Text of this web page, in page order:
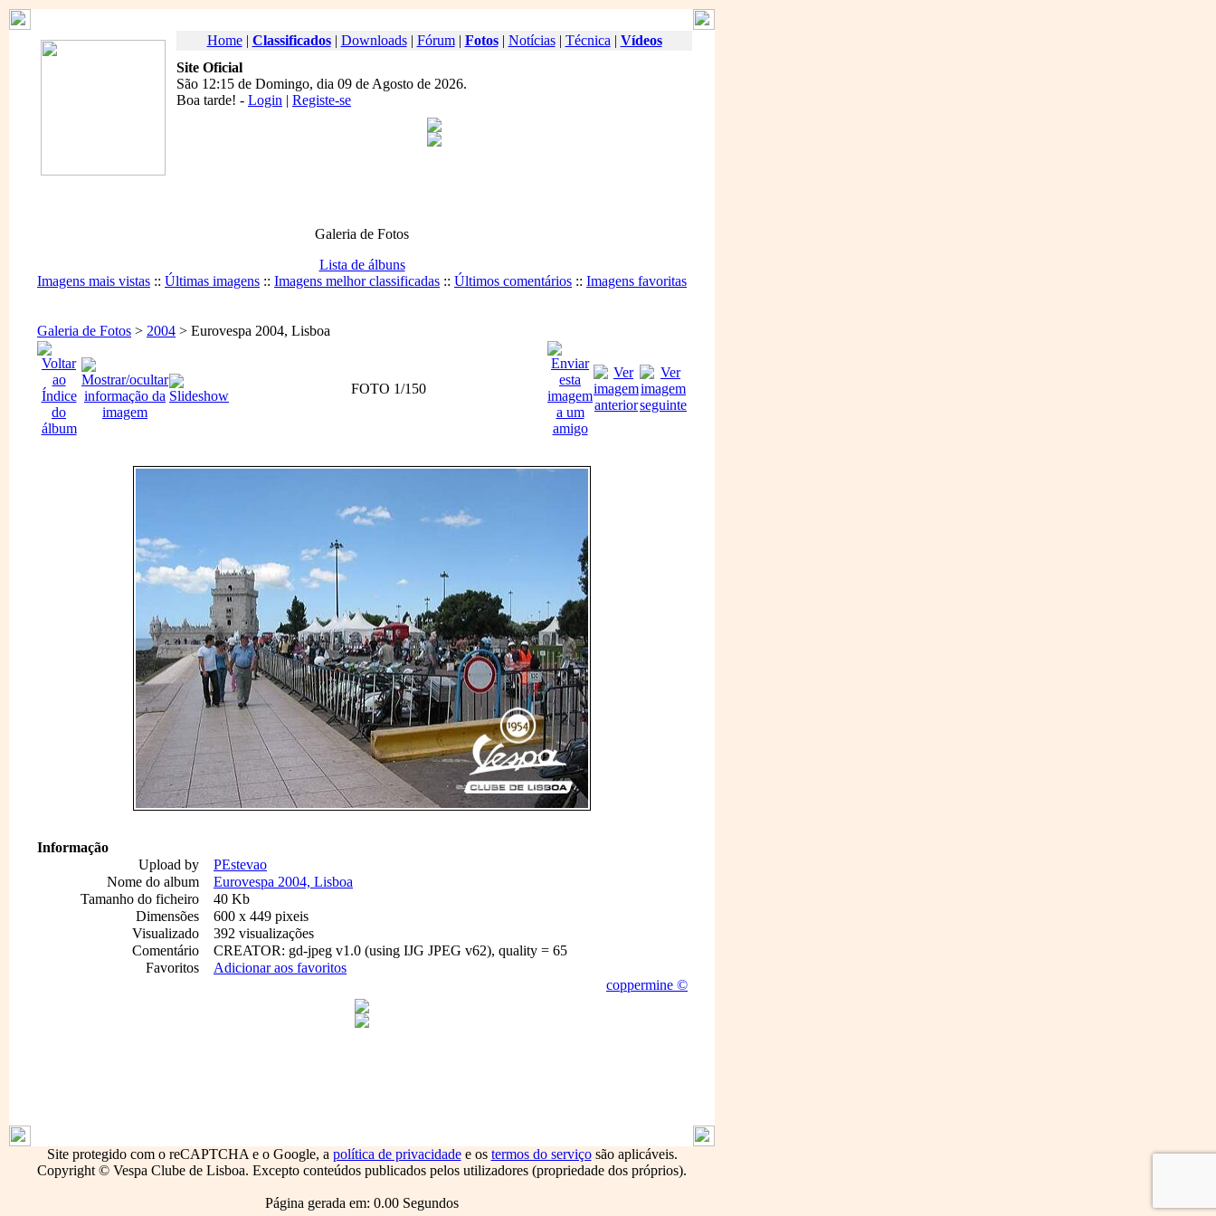
Home| Classificados| Downloads| Fórum| Fotos| Notícias| Técnica | Vídeos
Site Oficial
São 12:15 de Domingo, dia 09 de Agosto de 2026.
Boa tarde! - Login | Registe-se
Galeria de Fotos
Lista de álbuns
Imagens mais vistas :: Últimas imagens :: Imagens melhor classificadas :: Últimos comentários :: Imagens favoritas
Galeria de Fotos > 2004 > Eurovespa 2004, Lisboa
FOTO 1/150
Informação
Upload by
PEstevao
Nome do album
Eurovespa 2004, Lisboa
Tamanho do ficheiro
40 Kb
Dimensões
600 x 449 pixeis
Visualizado
392 visualizações
Comentário
CREATOR: gd-jpeg v1.0 (using IJG JPEG v62), quality = 65
Favoritos
Adicionar aos favoritos
coppermine ©
Site protegido com o reCAPTCHA e o Google, a política de privacidadee os termos do serviçosão aplicáveis.
Copyright © Vespa Clube de Lisboa. Excepto conteúdos publicados pelos utilizadores (propriedade dos próprios).
Página gerada em: 0.00 Segundos